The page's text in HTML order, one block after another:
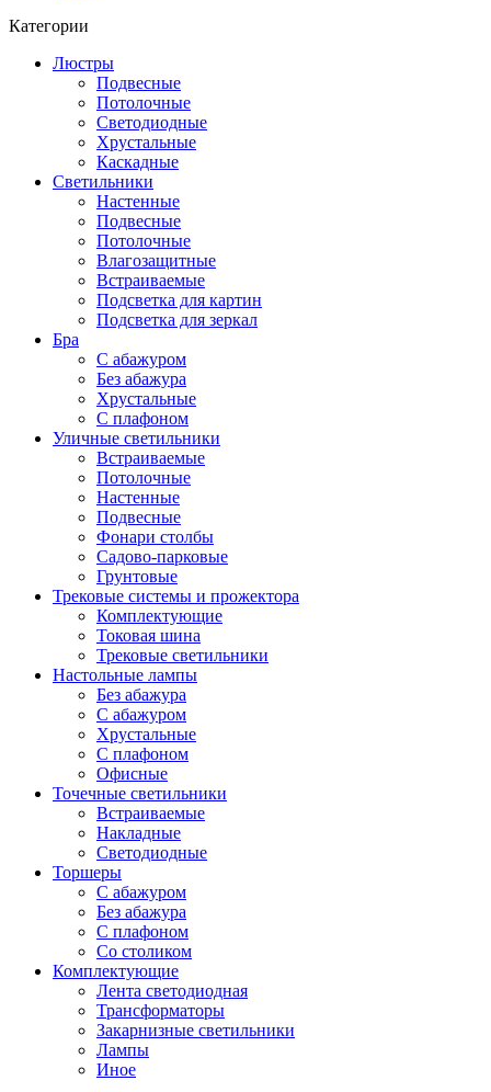
Категории
Люстры
Подвесные
Потолочные
Светодиодные
Хрустальные
Каскадные
Светильники
Настенные
Подвесные
Потолочные
Влагозащитные
Встраиваемые
Подсветка для картин
Подсветка для зеркал
Бра
С абажуром
Без абажура
Хрустальные
С плафоном
Уличные светильники
Встраиваемые
Потолочные
Настенные
Подвесные
Фонари столбы
Садово-парковые
Грунтовые
Трековые системы и прожектора
Комплектующие
Токовая шина
Трековые светильники
Настольные лампы
Без абажура
С абажуром
Хрустальные
С плафоном
Офисные
Точечные светильники
Встраиваемые
Накладные
Светодиодные
Торшеры
С абажуром
Без абажура
С плафоном
Со столиком
Комплектующие
Лента светодиодная
Трансформаторы
Закарнизные светильники
Лампы
Иное